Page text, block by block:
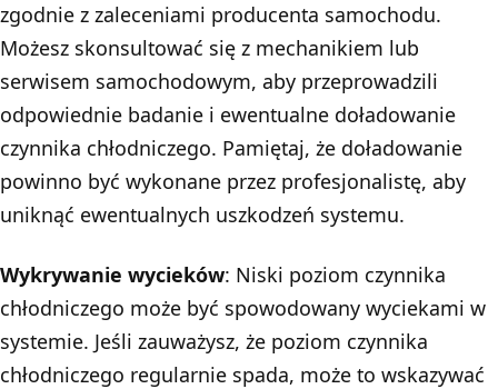
zgodnie z zaleceniami producenta samochodu.
Możesz skonsultować się z mechanikiem lub
serwisem samochodowym, aby przeprowadzili
odpowiednie badanie i ewentualne doładowanie
czynnika chłodniczego. Pamiętaj, że doładowanie
powinno być wykonane przez profesjonalistę, aby
uniknąć ewentualnych uszkodzeń systemu.
Wykrywanie wycieków: Niski poziom czynnika
chłodniczego może być spowodowany wyciekami w
systemie. Jeśli zauważysz, że poziom czynnika
chłodniczego regularnie spada, może to wskazywać